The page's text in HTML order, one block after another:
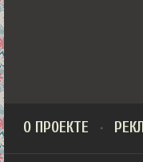
О ПРОЕКТЕ